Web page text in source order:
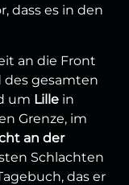
dass es in den
an die Front
des gesamten
um Lille in
Grenze, im
an der
Schlachten
das er